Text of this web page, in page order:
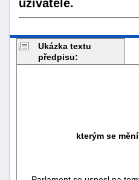
uživatele.
Ukázka textu
předpisu:
kterým se